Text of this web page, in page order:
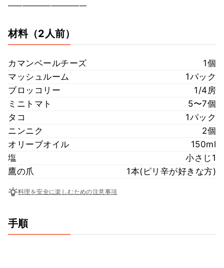
━━━━━━━━━━━
材料（2人前）
カマンベールチーズ
1個
マッシュルーム
1パック
ブロッコリー
1/4房
ミニトマト
5〜7個
タコ
1パック
ニンニク
2個
オリーブオイル
150ml
塩
小さじ1
鷹の爪
1本(ピリ辛が好きな方)
料理を安全に楽しむための注意事項
手順